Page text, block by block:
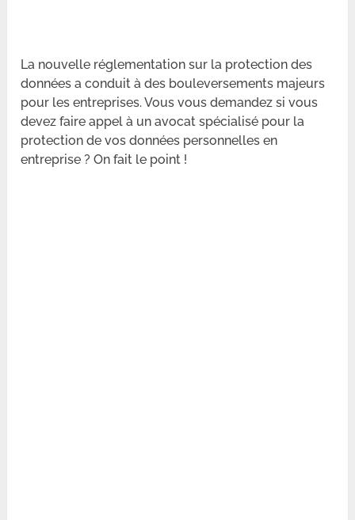
La nouvelle réglementation sur la protection des
données a conduit à des bouleversements majeurs
pour les entreprises. Vous vous demandez si vous
devez faire appel à un avocat spécialisé pour la
protection de vos données personnelles en
entreprise ? On fait le point !